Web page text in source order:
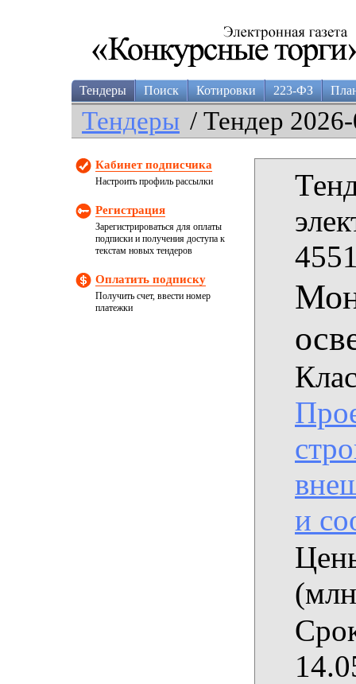
Тендеры Поиск Котировки 223-ФЗ
Тендеры / Тендер
Кабинет подписчика
Настроить профиль рассылки
Регистрация
Зарегистрироваться для оплаты
подписки и получения доступа к
текстам новых тендеров
Оплатить подписку
Получить счет, ввести номер
платежки
и